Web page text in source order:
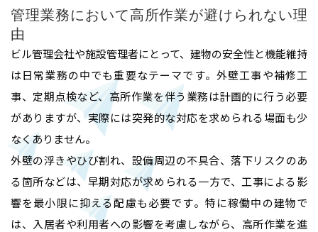
管理業務において高所作業が避けられない理
由
ビル管理会社や施設管理者にとって、建物の安全性と機能維持
は日常業務の中でも重要なテーマです。外壁工事や補修工
事、定期点検など、高所作業を伴う業務は計画的に行う必要
がありますが、実際には突発的な対応を求められる場面も少
なくありません。
外壁の浮きやひび割れ、設備周辺の不具合、落下リスクのあ
る箇所などは、早期対応が求められる一方で、工事による影
響を最小限に抑える配慮も必要です。特に稼働中の建物で
は、入居者や利用者への影響を考慮しながら、高所作業を進